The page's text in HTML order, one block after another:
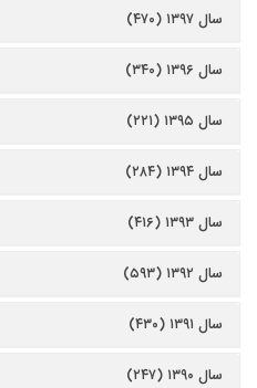
سال ۱۳۹۷ (۴۷۰)
سال ۱۳۹۶ (۳۴۰)
سال ۱۳۹۵ (۲۲۱)
سال ۱۳۹۴ (۲۸۴)
سال ۱۳۹۳ (۴۱۶)
سال ۱۳۹۲ (۵۹۳)
سال ۱۳۹۱ (۴۳۰)
سال ۱۳۹۰ (۲۴۷)